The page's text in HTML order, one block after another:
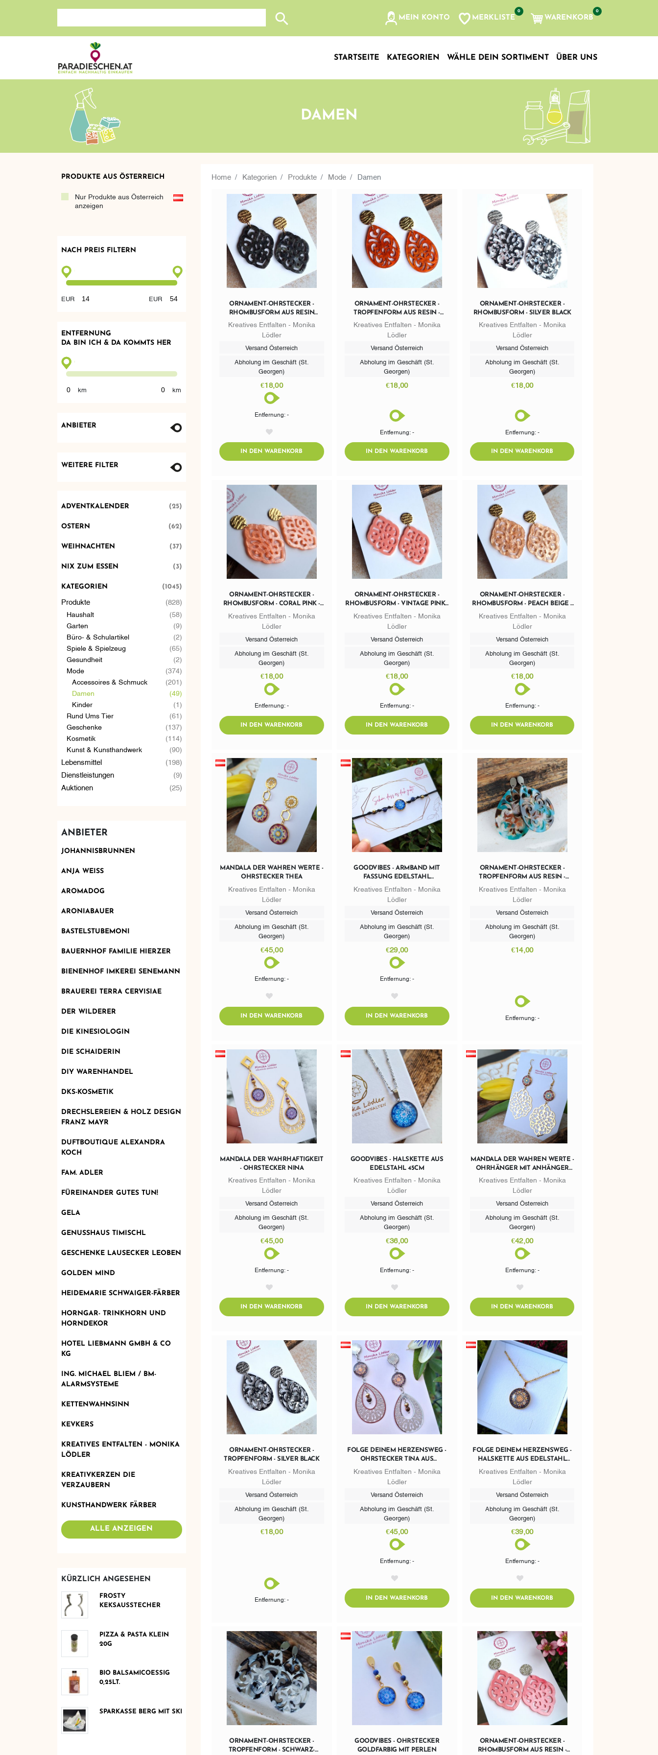
Suche nach: Zum Beispiel Wein, Fleisch, Keramik, Holz, etc...
MEIN KONTO MERKLISTE
0
WARENKORB
0
STARTSEITE KATEGORIEN WÄHLE DEIN SORTIMENT ÜBER UNS
DAMEN
PRODUKTE AUS ÖSTERREICH
Nur Produkte aus Österreich
anzeigen
NACH PREIS FILTERN
ENTFERNUNG
DA BIN ICH & DA KOMMTS HER
ANBIETER
WEITERE FILTER
ADVENTKALENDER (25)
OSTERN (62)
WEIHNACHTEN (37)
NIX ZUM ESSEN (3)
KATEGORIEN (1045)
Produkte (828)
Haushalt (58)
Garten (9)
Büro- & Schulartikel (2)
Spiele & Spielzeug (65)
Gesundheit (2)
Mode (374)
Accessoires & Schmuck (201)
Damen (49)
Kinder (1)
Rund Ums Tier (61)
Geschenke (137)
Kosmetik (114)
Kunst & Kunsthandwerk (90)
Lebensmittel (198)
Dienstleistungen (9)
Auktionen (25)
ANBIETER
JOHANNISBRUNNEN
ANJA WEISS
AROMADOG
ARONIABAUER
BASTELSTUBEMONI
BAUERNHOF FAMILIE HIERZER
BIENENHOF IMKEREI SENEMANN
BRAUEREI TERRA CERVISIAE
DER WILDERER
DIE KINESIOLOGIN
DIE SCHAIDERIN
DIY WARENHANDEL
DKS-KOSMETIK
DRECHSLEREIEN & HOLZ DESIGN
FRANZ MAYR
DUFTBOUTIQUE ALEXANDRA
KOCH
FAM. ADLER
FÜREINANDER GUTES TUN!
GELA
GENUSSHAUS TIMISCHL
GESCHENKE LAUSECKER LEOBEN
GOLDEN MIND
HEIDEMARIE SCHWAIGER-FÄRBER
HORNGAR- TRINKHORN UND
HORNDEKOR
HOTEL LIEBMANN GMBH & CO
KG
ING. MICHAEL BLIEM / BM-
ALARMSYSTEME
KETTENWAHNSINN
KEVKERS
KREATIVES ENTFALTEN - MONIKA
LÖDLER
KREATIVKERZEN DIE
VERZAUBERN
KUNSTHANDWERK FÄRBER
ALLE ANZEIGEN
KÜRZLICH ANGESEHEN
FROSTY
KEKSAUSSTECHER
PIZZA & PASTA KLEIN
20G
BIO BALSAMICOESSIG
0,25LT.
SPARKASSE BERG MIT SKI
Home Kategorien Produkte Mode Damen
ORNAMENT-OHRSTECKER -
RHOMBUSFORM AUS RESIN
BLACK - STECKER GOLDFARBIG
Kreatives Entfalten - Monika
Lödler
Versand Österreich
Abholung im Geschäft (St.
Georgen)
€18,00
Entfernung: -
IN DEN WARENKORB ADDTOCART
ORNAMENT-OHRSTECKER -
TROPFENFORM AUS RESIN -
FLAME ORANGE - STECKER
Kreatives Entfalten - Monika
Lödler
Versand Österreich
Abholung im Geschäft (St.
Georgen)
€18,00
Entfernung: -
IN DEN WARENKORB ADDTOCART
ORNAMENT-OHRSTECKER -
RHOMBUSFORM - SILVER BLACK
Kreatives Entfalten - Monika
Lödler
Versand Österreich
Abholung im Geschäft (St.
Georgen)
€18,00
Entfernung: -
IN DEN WARENKORB ADDTOCART
ORNAMENT-OHRSTECKER -
RHOMBUSFORM - CORAL PINK -
STECKER RUND GOLDFARBIG
Kreatives Entfalten - Monika
Lödler
Versand Österreich
Abholung im Geschäft (St.
Georgen)
€18,00
Entfernung: -
IN DEN WARENKORB ADDTOCART
ORNAMENT-OHRSTECKER -
RHOMBUSFORM - VINTAGE PINK -
STECKER RUND GOLDFARBIG
Kreatives Entfalten - Monika
Lödler
Versand Österreich
Abholung im Geschäft (St.
Georgen)
€18,00
Entfernung: -
IN DEN WARENKORB ADDTOCART
ORNAMENT-OHRSTECKER -
RHOMBUSFORM - PEACH BEIGE -
STECKER RUND GOLDFARBIG
Kreatives Entfalten - Monika
Lödler
Versand Österreich
Abholung im Geschäft (St.
Georgen)
€18,00
Entfernung: -
IN DEN WARENKORB ADDTOCART
MANDALA DER WAHREN WERTE -
OHRSTECKER THEA
Kreatives Entfalten - Monika
Lödler
Versand Österreich
Abholung im Geschäft (St.
Georgen)
€45,00
Entfernung: -
IN DEN WARENKORB ADDTOCART
GOODVIBES - ARMBAND MIT
FASSUNG EDELSTAHL
GOLDFARBIG
Kreatives Entfalten - Monika
Lödler
Versand Österreich
Abholung im Geschäft (St.
Georgen)
€29,00
Entfernung: -
IN DEN WARENKORB ADDTOCART
ORNAMENT-OHRSTECKER -
TROPFENFORM AUS RESIN -
TÜRKIS BRAUN
Kreatives Entfalten - Monika
Lödler
Versand Österreich
Abholung im Geschäft (St.
Georgen)
€14,00
Entfernung: -
MANDALA DER WAHRHAFTIGKEIT
- OHRSTECKER NINA
Kreatives Entfalten - Monika
Lödler
Versand Österreich
Abholung im Geschäft (St.
Georgen)
€45,00
Entfernung: -
IN DEN WARENKORB ADDTOCART
GOODVIBES - HALSKETTE AUS
EDELSTAHL 45CM
Kreatives Entfalten - Monika
Lödler
Versand Österreich
Abholung im Geschäft (St.
Georgen)
€36,00
Entfernung: -
IN DEN WARENKORB ADDTOCART
MANDALA DER WAHREN WERTE -
OHRHÄNGER MIT ANHÄNGER
LINDA
Kreatives Entfalten - Monika
Lödler
Versand Österreich
Abholung im Geschäft (St.
Georgen)
€42,00
Entfernung: -
IN DEN WARENKORB ADDTOCART
ORNAMENT-OHRSTECKER -
TROPFENFORM - SILVER BLACK
Kreatives Entfalten - Monika
Lödler
Versand Österreich
Abholung im Geschäft (St.
Georgen)
€18,00
Entfernung: -
FOLGE DEINEM HERZENSWEG -
OHRSTECKER TINA AUS
EDELSTAHL MIT PERLEN
Kreatives Entfalten - Monika
Lödler
Versand Österreich
Abholung im Geschäft (St.
Georgen)
€45,00
Entfernung: -
IN DEN WARENKORB ADDTOCART
FOLGE DEINEM HERZENSWEG -
HALSKETTE AUS EDELSTAHL
GOLDFARBIG
Kreatives Entfalten - Monika
Lödler
Versand Österreich
Abholung im Geschäft (St.
Georgen)
€39,00
Entfernung: -
IN DEN WARENKORB ADDTOCART
ORNAMENT-OHRSTECKER -
TROPFENFORM - SCHWARZ-
GOODVIBES - OHRSTECKER
GOLDFARBIG MIT PERLEN
ORNAMENT-OHRSTECKER -
RHOMBUSFORM AUS RESIN -